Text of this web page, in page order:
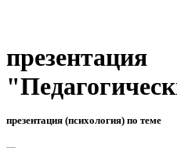
презентация
презентация (психология) по теме